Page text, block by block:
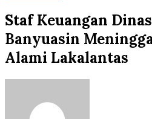
Staf Keuangan
Banyuasin
Alami Lakalantas